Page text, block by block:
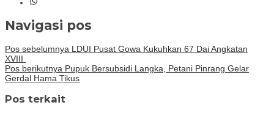
Navigasi pos
Pos sebelumnya LDUI Pusat Gowa Kukuhkan 67 Dai Angkatan
XVIII
Pos berikutnya Pupuk Bersubsidi Langka, Petani Pinrang Gelar
Gerdal Hama Tikus
Pos terkait